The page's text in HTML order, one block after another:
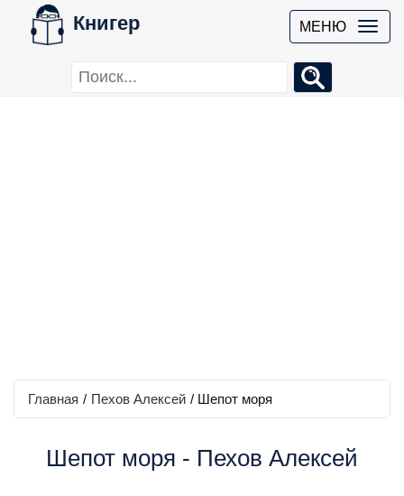
Книгер МЕНЮ
Главная / Пехов Алексей / Шепот моря
Шепот моря - Пехов Алексей